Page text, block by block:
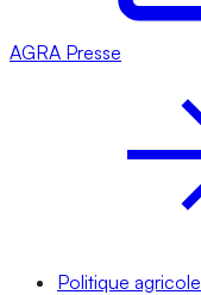
AGRA Presse
Politique agricole